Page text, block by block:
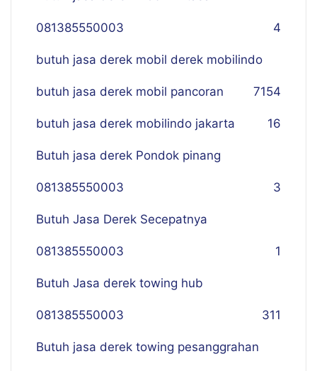
081385550003 4
butuh jasa derek mobil derek mobilindo
154
butuh jasa derek mobil pancoran 7
butuh jasa derek mobilindo jakarta 16
Butuh jasa derek Pondok pinang
081385550003 3
Butuh Jasa Derek Secepatnya
081385550003 1
Butuh Jasa derek towing hub
081385550003 311
Butuh jasa derek towing pesanggrahan